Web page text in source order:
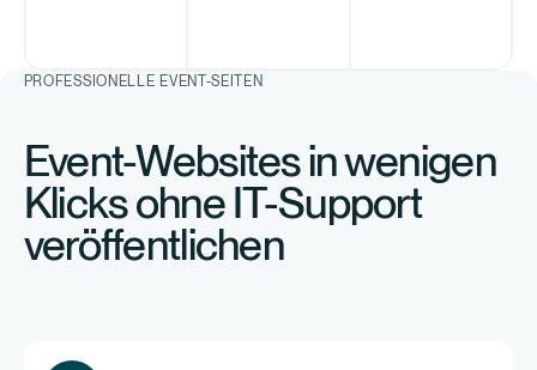
PROFESSIONELLE EVENT-SEITEN
Event-Websites in wenigen
Klicks ohne IT-Support
veröffentlichen